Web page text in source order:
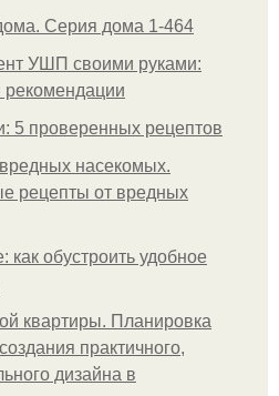
Серия дома 1-464
УШП своими руками:
5 проверенных рецептов
насекомых.
рецепты от вредных
обустроить удобное
квартиры. Планировка
практичного,
дизайна в